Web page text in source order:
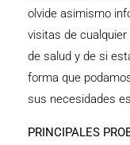
olvide asimismo
visitas de
de salud y de si
forma que
sus necesidades
PRINCIPALES